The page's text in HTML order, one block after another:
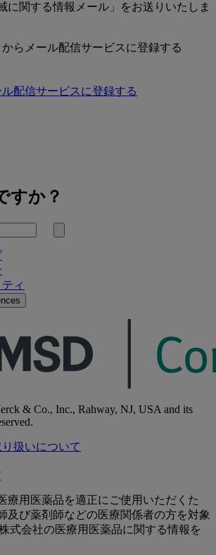
に関する情報メール」をお送りいたしま
ル配信サービスに登録する
すか？
検
ィ
& Co., Inc., Rahway, NJ, USA and its
扱いについて
療用医薬品を適正にご使用いただくた
及び薬剤師などの医療関係者の方を対象
式会社の医療用医薬品に関する情報を